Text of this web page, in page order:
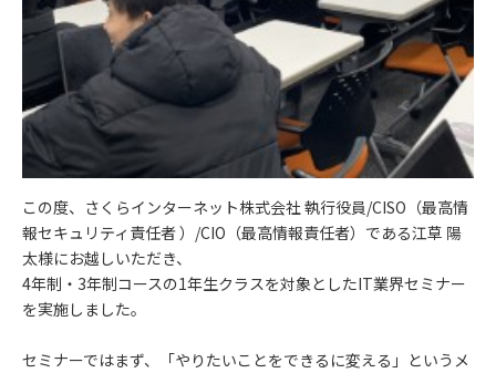
この度、さくらインターネット株式会社 執行役員/CISO（最高情
報セキュリティ責任者 ）/CIO（最高情報責任者）である江草 陽
太様にお越しいただき、
4年制・3年制コースの1年生クラスを対象としたIT業界セミナー
を実施しました。
セミナーではまず、「やりたいことをできるに変える」というメ